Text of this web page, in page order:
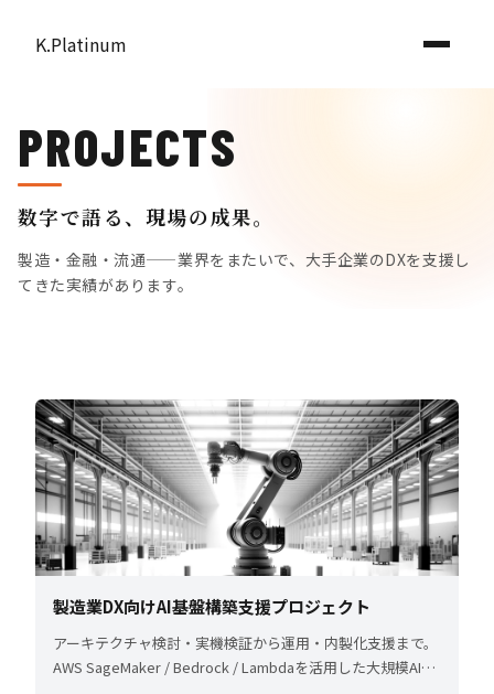
K.Platinum
PROJECTS
数字で語る、現場の成果。
製造・金融・流通——業界をまたいで、大手企業のDXを支援し
てきた実績があります。
製造業DX向けAI基盤構築支援プロジェクト
アーキテクチャ検討・実機検証から運用・内製化支援まで。
AWS SageMaker / Bedrock / Lambdaを活用した大規模AI基